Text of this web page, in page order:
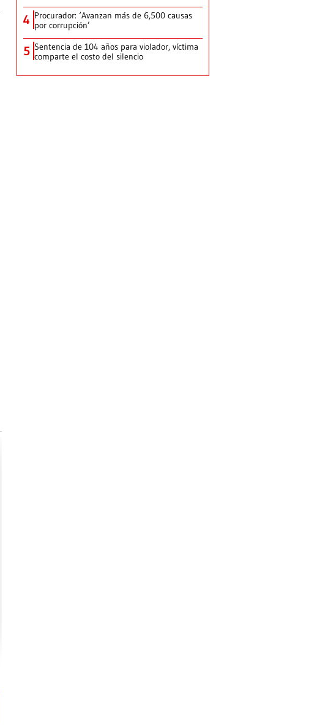
4 Procurador: ‘Avanzan más de 6,500 causas
por corrupción’
5 Sentencia de 104 años para violador, víctima
comparte el costo del silencio